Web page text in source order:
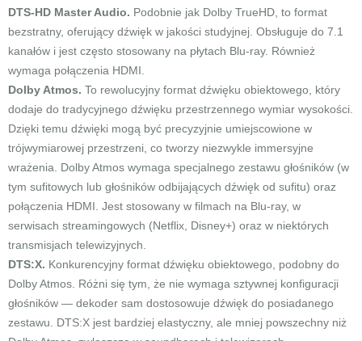
DTS-HD Master Audio. Podobnie jak Dolby TrueHD, to format
bezstratny, oferujący dźwięk w jakości studyjnej. Obsługuje do 7.1
kanałów i jest często stosowany na płytach Blu-ray. Również
wymaga połączenia HDMI.
Dolby Atmos. To rewolucyjny format dźwięku obiektowego, który
dodaje do tradycyjnego dźwięku przestrzennego wymiar wysokości.
Dzięki temu dźwięki mogą być precyzyjnie umiejscowione w
trójwymiarowej przestrzeni, co tworzy niezwykle immersyjne
wrażenia. Dolby Atmos wymaga specjalnego zestawu głośników (w
tym sufitowych lub głośników odbijających dźwięk od sufitu) oraz
połączenia HDMI. Jest stosowany w filmach na Blu-ray, w
serwisach streamingowych (Netflix, Disney+) oraz w niektórych
transmisjach telewizyjnych.
DTS:X. Konkurencyjny format dźwięku obiektowego, podobny do
Dolby Atmos. Różni się tym, że nie wymaga sztywnej konfiguracji
głośników — dekoder sam dostosowuje dźwięk do posiadanego
zestawu. DTS:X jest bardziej elastyczny, ale mniej powszechny niż